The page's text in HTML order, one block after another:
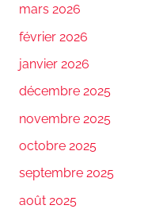
mars 2026
février 2026
janvier 2026
décembre 2025
novembre 2025
octobre 2025
septembre 2025
août 2025